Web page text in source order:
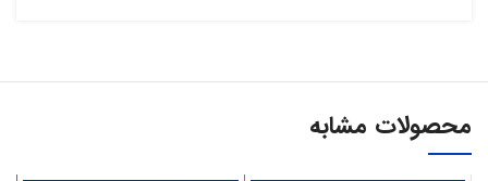
محصولات مشابه